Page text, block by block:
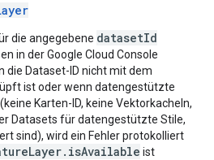
die angegebene datasetId
in der Google Cloud Console
die Dataset-ID nicht mit dem
ist oder wenn datengestützte
Karten-ID, keine Vektorkacheln,
Datasets für datengestützte Stile,
sind), wird ein Fehler protokolliert
ist